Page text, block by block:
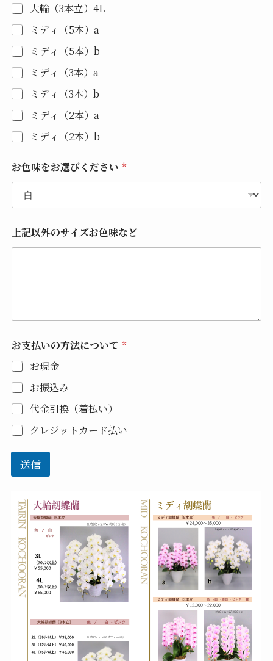
大輪（3本立）4L
ミディ（5本）a
ミディ（5本）b
ミディ（3本）a
ミディ（3本）b
ミディ（2本）a
ミディ（2本）b
お色味をお選びください *
上記以外のサイズお色味など
お支払いの方法について *
お現金
お振込み
代金引換（着払い）
クレジットカード払い
送信